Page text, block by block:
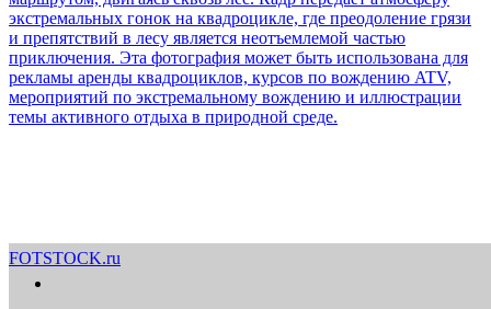
FOTSTOCK.ru